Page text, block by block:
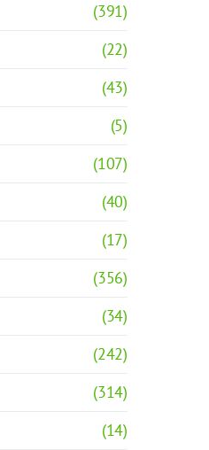
(391)
(22)
(43)
(5)
(107)
(40)
(17)
(356)
(34)
(242)
(314)
(14)